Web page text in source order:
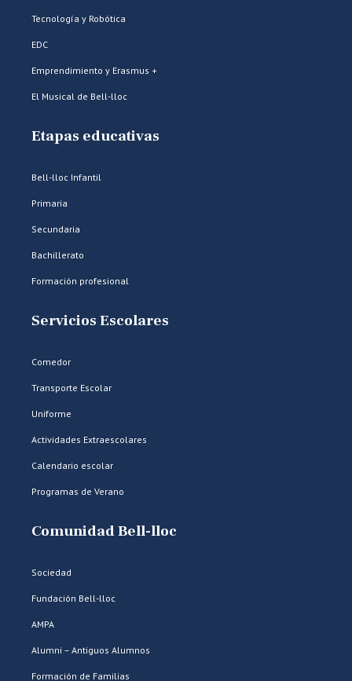
Tecnología y Robótica
EDC
Emprendimiento y Erasmus +
El Musical de Bell-lloc
Etapas educativas
Bell-lloc Infantil
Primaria
Secundaria
Bachillerato
Formación profesional
Servicios Escolares
Comedor
Transporte Escolar
Uniforme
Actividades Extraescolares
Calendario escolar
Programas de Verano
Comunidad Bell-lloc
Sociedad
Fundación Bell-lloc
AMPA
Alumni – Antiguos Alumnos
Formación de Familias